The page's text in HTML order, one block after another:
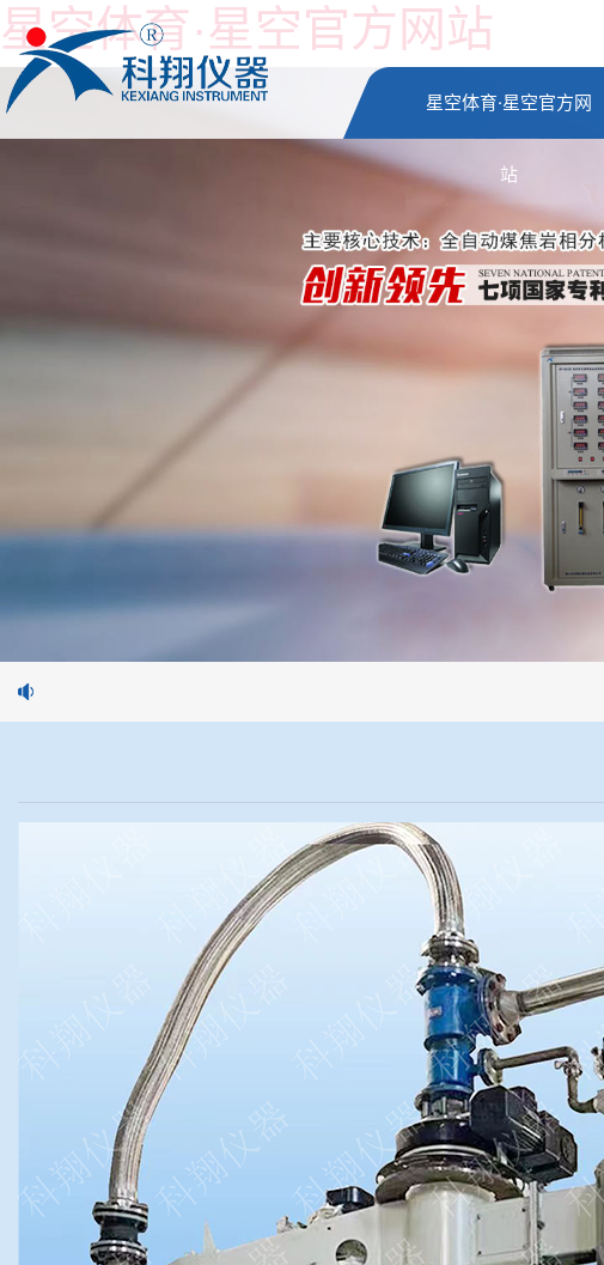
星空体育·星空官方网站
星空体育·星空官方网
站